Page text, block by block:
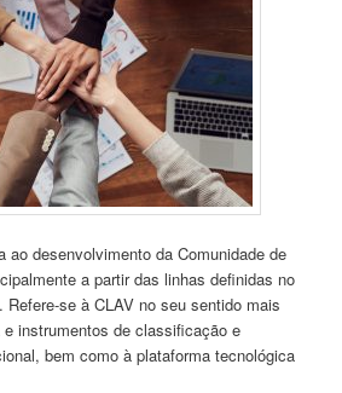
ao desenvolvimento da Comunidade de
a partir das linhas definidas no
. Refere-se à CLAV no seu sentido mais
instrumentos de classificação e
bem como à plataforma tecnológica